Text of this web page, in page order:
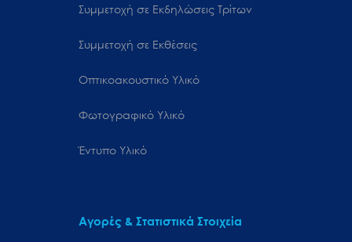
Συμμετοχή σε Εκδηλώσεις Τρίτων
Συμμετοχή σε Εκθέσεις
Οπτικοακουστικό Υλικό
Φωτογραφικό Υλικό
Έντυπο Υλικό
Αγορές & Στατιστικά Στοιχεία